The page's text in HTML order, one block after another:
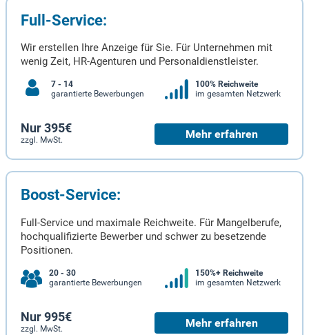
Full-Service:
Wir erstellen Ihre Anzeige für Sie. Für Unternehmen mit
wenig Zeit, HR-Agenturen und Personaldienstleister.
7 - 14
garantierte Bewerbungen
100% Reichweite
im gesamten Netzwerk
Nur 395€
zzgl. MwSt. Mehr erfahren
Boost-Service:
Full-Service und maximale Reichweite. Für Mangelberufe,
hochqualifizierte Bewerber und schwer zu besetzende
Positionen.
20 - 30
garantierte Bewerbungen
150%+ Reichweite
im gesamten Netzwerk
Nur 995€
zzgl. MwSt. Mehr erfahren